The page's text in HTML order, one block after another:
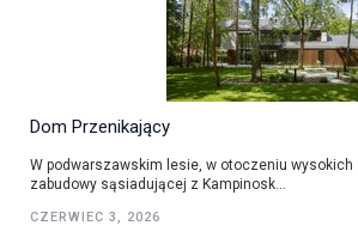
Dom Przenikający
W podwarszawskim lesie, w otoczeniu wysokich
zabudowy sąsiadującej z Kampinosk...
CZERWIEC 3, 2026